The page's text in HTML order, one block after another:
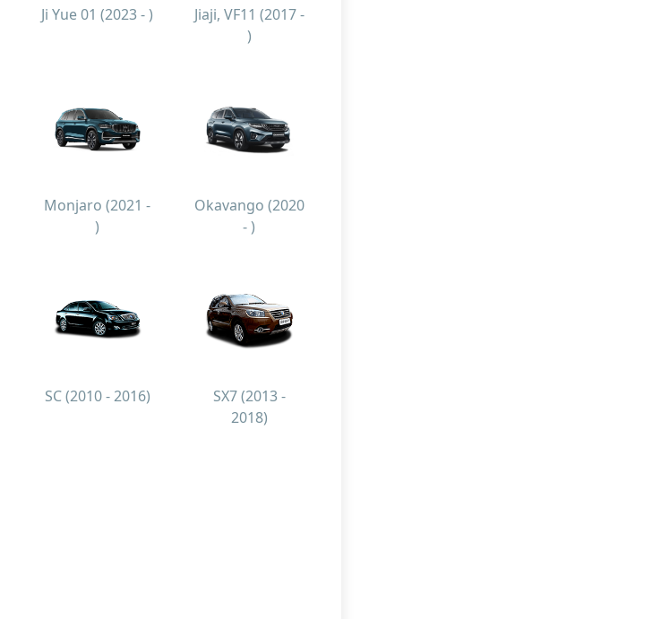
Ji Yue 01 (2023 - )
Jiaji, VF11 (2017 -
)
Monjaro (2021 -
)
Okavango (2020
- )
SC (2010 - 2016)
SX7 (2013 -
2018)